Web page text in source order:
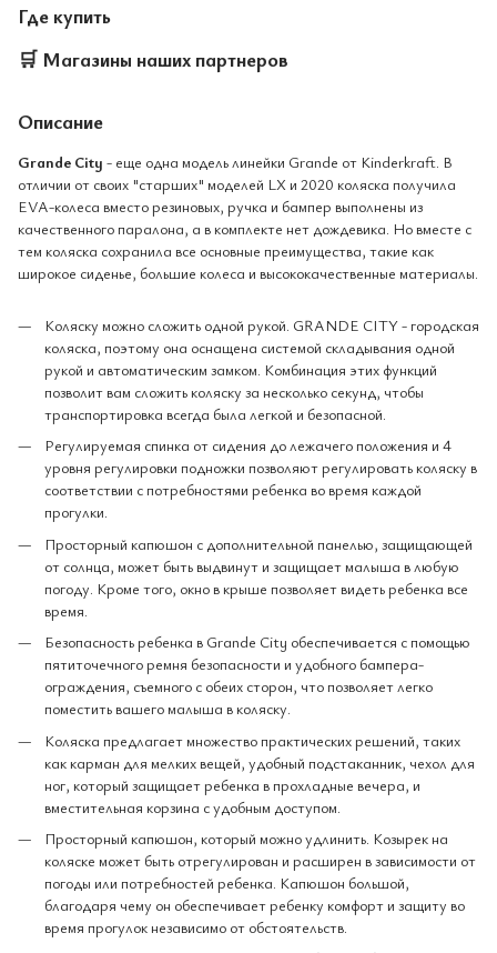
Где купить
🛒 Магазины наших партнеров
Описание
Grande City - еще одна модель линейки Grande от Kinderkraft. В
отличии от своих "старших" моделей LX и 2020 коляска получила
EVA-колеса вместо резиновых, ручка и бампер выполнены из
качественного паралона, а в комплекте нет дождевика. Но вместе с
тем коляска сохранила все основные преимущества, такие как
широкое сиденье, большие колеса и высококачественные материалы.
Коляску можно сложить одной рукой. GRANDE CITY - городская
коляска, поэтому она оснащена системой складывания одной
рукой и автоматическим замком. Комбинация этих функций
позволит вам сложить коляску за несколько секунд, чтобы
транспортировка всегда была легкой и безопасной.
Регулируемая спинка от сидения до лежачего положения и 4
уровня регулировки подножки позволяют регулировать коляску в
соответствии с потребностями ребенка во время каждой
прогулки.
Просторный капюшон с дополнительной панелью, защищающей
от солнца, может быть выдвинут и защищает малыша в любую
погоду. Кроме того, окно в крыше позволяет видеть ребенка все
время.
Безопасность ребенка в Grande City обеспечивается с помощью
пятиточечного ремня безопасности и удобного бампера-
ограждения, съемного с обеих сторон, что позволяет легко
поместить вашего малыша в коляску.
Коляска предлагает множество практических решений, таких
как карман для мелких вещей, удобный подстаканник, чехол для
ног, который защищает ребенка в прохладные вечера, и
вместительная корзина с удобным доступом.
Просторный капюшон, который можно удлинить. Козырек на
коляске может быть отрегулирован и расширен в зависимости от
погоды или потребностей ребенка. Капюшон большой,
благодаря чему он обеспечивает ребенку комфорт и защиту во
время прогулок независимо от обстоятельств.